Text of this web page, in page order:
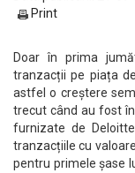
Print
Doar în prima
tranzacții pe piața
astfel o creștere
trecut când au fost
furnizate de
tranzacțiile cu
pentru primele șase